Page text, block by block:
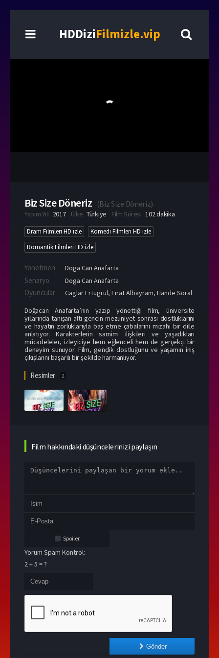
HDDiziFilmizle.vip
Biz Size Döneriz (Biz Size Döneriz)
Yapım Yılı 2017 Ülke Türkiye Film Süresi 102 dakika
Dram Filmleri HD izle
Komedi Filmleri HD izle
Romantik Filmleri HD izle
Yönetmen Doga Can Anafarta
Senaryo Doga Can Anafarta
Oyuncular Caglar Ertugrul, Fırat Albayram, Hande Soral
Doğacan Anafarta’nın yazıp yönettiği film, üniversite
yıllarında tanışan altı gencin mezuniyet sonrası dostluklarını
ve hayatın zorluklarıyla baş etme çabalarını mizahi bir dille
anlatıyor. Karakterlerin samimi ilişkileri ve yaşadıkları
mücadeleler, izleyiciye hem eğlenceli hem de gerçekçi bir
deneyim sunuyor. Film, gençlik dostluğunu ve yaşamın iniş
çıkışlarını başarılı bir şekilde harmanlıyor.
Resimler 2
Film hakkındaki düşüncelerinizi paylaşın
Spoiler
Yorum Spam Kontrol:
2 + 5 = ?
Gönder